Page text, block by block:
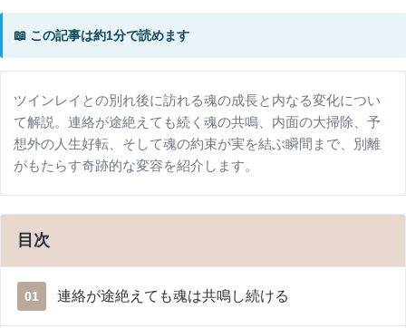
📖 この記事は約1分で読めます
ツインレイとの別れ後に訪れる魂の成長と内なる変化につい
て解説。連絡が途絶えても続く魂の共鳴、内面の大掃除、予
想外の人生好転、そして魂の約束が実を結ぶ瞬間まで、別離
がもたらす奇跡的な変容を紹介します。
目次
01 連絡が途絶えても魂は共鳴し続ける